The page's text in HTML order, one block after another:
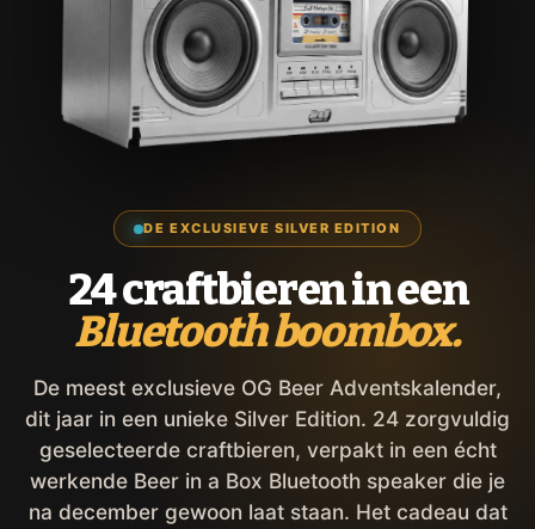
DE EXCLUSIEVE SILVER EDITION
24 craftbieren in een
Bluetooth boombox.
De meest exclusieve OG Beer Adventskalender,
dit jaar in een unieke Silver Edition. 24 zorgvuldig
geselecteerde craftbieren, verpakt in een écht
werkende Beer in a Box Bluetooth speaker die je
na december gewoon laat staan. Het cadeau dat